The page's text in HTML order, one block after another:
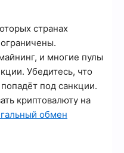
странах
и многие пулы
Убедитесь, что
под санкции.
криптовалюту на
обмен